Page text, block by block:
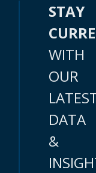
STAY
WITH
OUR
DATA
&